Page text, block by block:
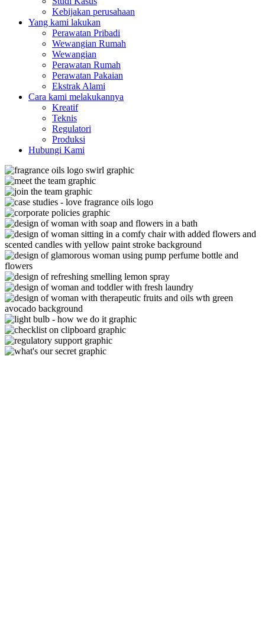
Kebijakan perusahaan
Yang kami lakukan
Perawatan Pribadi
Wewangian Rumah
Wewangian
Perawatan Rumah
Perawatan Pakaian
Ekstrak Alami
Cara kami melakukannya
Kreatif
Teknis
Regulatori
Produksi
Hubungi Kami